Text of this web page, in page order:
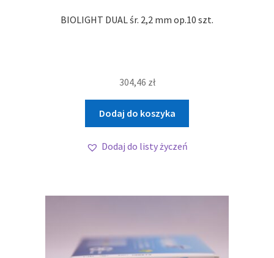
BIOLIGHT DUAL śr. 2,2 mm op.10 szt.
304,46 zł
Dodaj do koszyka
Dodaj do listy życzeń